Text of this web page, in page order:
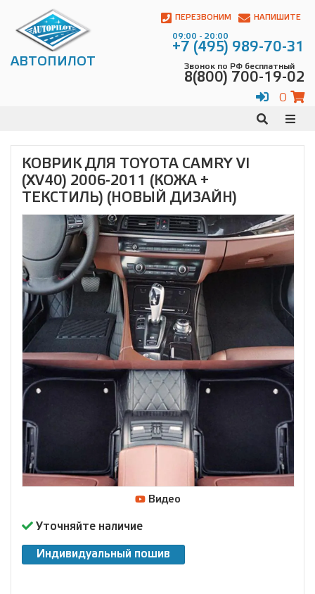
АВТОПИЛОТ
ПЕРЕЗВОНИМ НАПИШИТЕ
09:00 - 20:00
+7 (495) 989-70-31
Звонок по РФ бесплатный
8(800) 700-19-02
0
КОВРИК ДЛЯ TOYOTA CAMRY VI
(XV40) 2006-2011 (КОЖА +
ТЕКСТИЛЬ) (НОВЫЙ ДИЗАЙН)
Уточняйте наличие
Индивидуальный пошив
Видео
Контакты:
Адрес:
Чагинская
700-
Телефон:+7
(495)
Электронная
почта:
info@avtopilot1.ru